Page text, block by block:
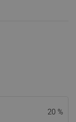
20 %